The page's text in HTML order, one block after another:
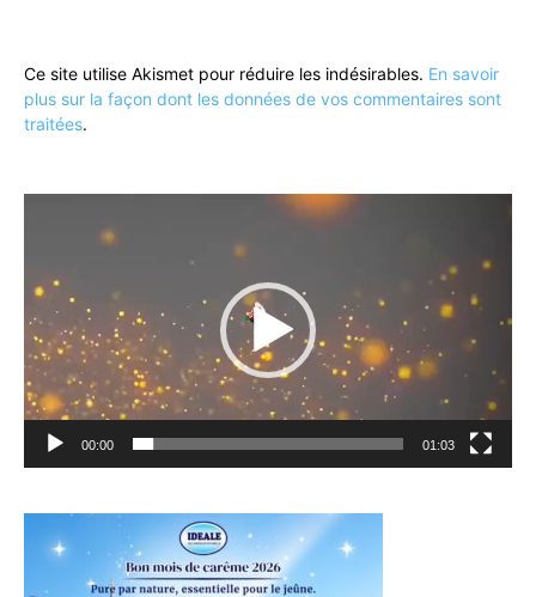
Ce site utilise Akismet pour réduire les indésirables. En savoir
plus sur la façon dont les données de vos commentaires sont
traitées.
00:00 01:03